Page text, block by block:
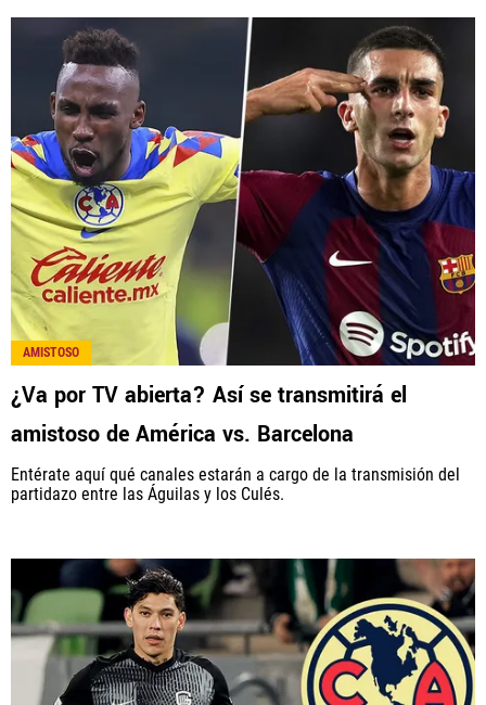
AMISTOSO
¿Va por TV abierta? Así se transmitirá el
amistoso de América vs. Barcelona
Entérate aquí qué canales estarán a cargo de la transmisión del
partidazo entre las Águilas y los Culés.